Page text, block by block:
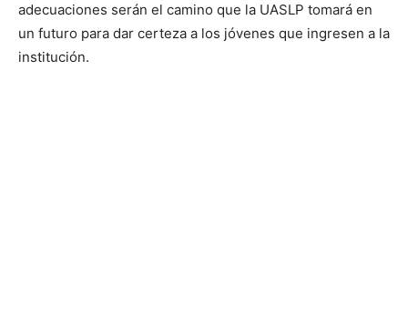
adecuaciones serán el camino que la UASLP tomará en
un futuro para dar certeza a los jóvenes que ingresen a la
institución.